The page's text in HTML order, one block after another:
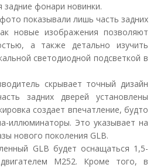
задние фонари новинки.
показывали лишь часть задних
новые изображения позволяют
а также детально изучить
светодиодной подсветкой в
скрывает точный дизайн
задних дверей установлены
создает впечатление, будто
иллюминаторы. Это указывает на
нового поколения GLB.
GLB будет оснащаться 1,5-
M252. Кроме того, в